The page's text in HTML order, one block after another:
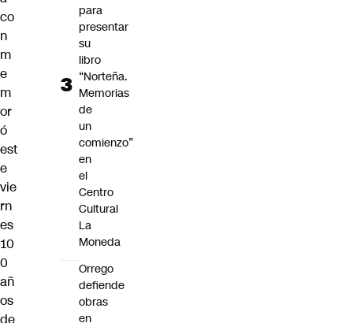
co
n
m
e
m
or
ó
est
e
vie
rn
es
10
0
añ
os
de
para
presentar
su
libro
“Norteña.
Memorias
de
un
comienzo”
en
el
Centro
Cultural
La
Moneda
Orrego
defiende
obras
en